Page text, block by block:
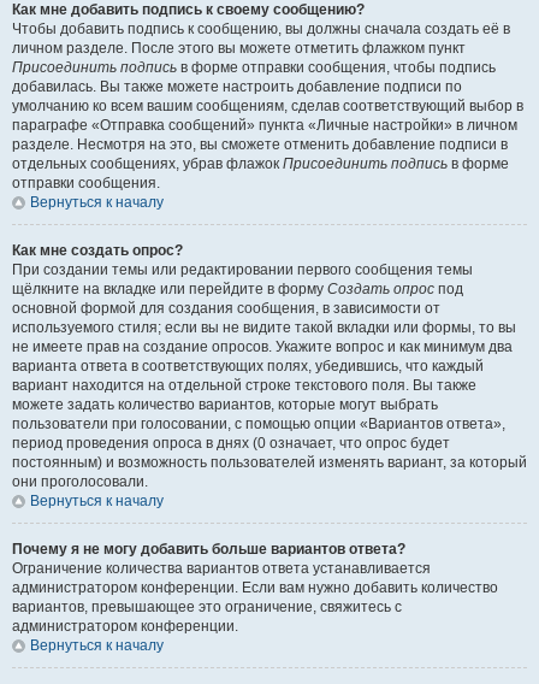
Как мне добавить подпись к своему сообщению?
Чтобы добавить подпись к сообщению, вы должны сначала создать её в
личном разделе. После этого вы можете отметить флажком пункт
Присоединить подпись в форме отправки сообщения, чтобы подпись
добавилась. Вы также можете настроить добавление подписи по
умолчанию ко всем вашим сообщениям, сделав соответствующий выбор в
параграфе «Отправка сообщений» пункта «Личные настройки» в личном
разделе. Несмотря на это, вы сможете отменить добавление подписи в
отдельных сообщениях, убрав флажок Присоединить подпись в форме
отправки сообщения.
Вернуться к началу
Как мне создать опрос?
При создании темы или редактировании первого сообщения темы
щёлкните на вкладке или перейдите в форму Создать опрос под
основной формой для создания сообщения, в зависимости от
используемого стиля; если вы не видите такой вкладки или формы, то вы
не имеете прав на создание опросов. Укажите вопрос и как минимум два
варианта ответа в соответствующих полях, убедившись, что каждый
вариант находится на отдельной строке текстового поля. Вы также
можете задать количество вариантов, которые могут выбрать
пользователи при голосовании, с помощью опции «Вариантов ответа»,
период проведения опроса в днях (0 означает, что опрос будет
постоянным) и возможность пользователей изменять вариант, за который
они проголосовали.
Вернуться к началу
Почему я не могу добавить больше вариантов ответа?
Ограничение количества вариантов ответа устанавливается
администратором конференции. Если вам нужно добавить количество
вариантов, превышающее это ограничение, свяжитесь с
администратором конференции.
Вернуться к началу